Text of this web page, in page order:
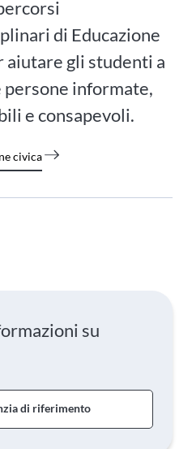
di Educazione
aiutare gli studenti a
informate,
e consapevoli.
civica
su
di riferimento